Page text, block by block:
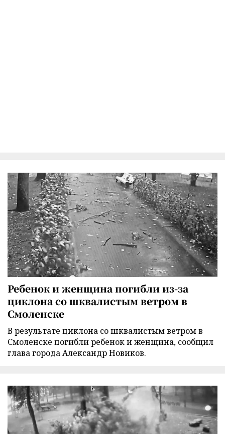
Ребенок и женщина погибли из-за
циклона со шквалистым ветром в
Смоленске
В результате циклона со шквалистым ветром в
Смоленске погибли ребенок и женщина, сообщил
глава города Александр Новиков.